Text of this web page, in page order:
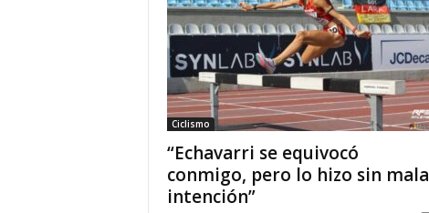
Ciclismo
“Echavarri se equivocó
conmigo, pero lo hizo sin mala
intención”